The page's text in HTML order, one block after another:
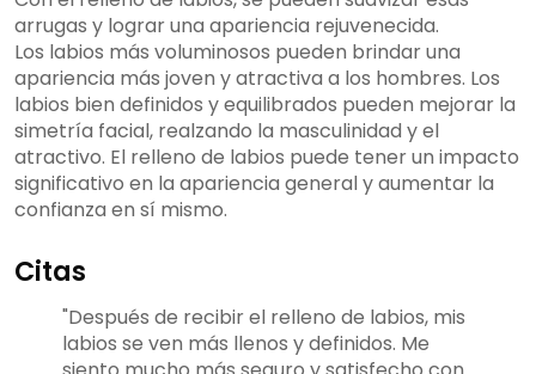
arrugas y lograr una apariencia rejuvenecida.
Los labios más voluminosos pueden brindar una
apariencia más joven y atractiva a los hombres. Los
labios bien definidos y equilibrados pueden mejorar la
simetría facial, realzando la masculinidad y el
atractivo. El relleno de labios puede tener un impacto
significativo en la apariencia general y aumentar la
confianza en sí mismo.
Citas
"Después de recibir el relleno de labios, mis
labios se ven más llenos y definidos. Me